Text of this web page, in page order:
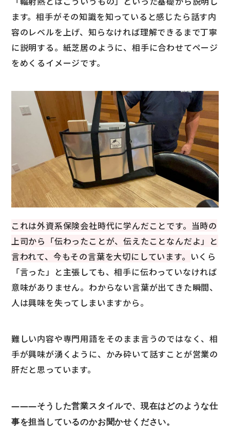
ます。相手がその知識を知っていると感じたら話す内
容のレベルを上げ、知らなければ理解できるまで丁寧
に説明する。紙芝居のように、相手に合わせてページ
をめくるイメージです。
これは外資系保険会社時代に学んだことです。当時の
上司から「伝わったことが、伝えたことなんだよ」と
言われて、今もその言葉を大切にしています。 いくら
「言った」と主張しても、相手に伝わっていなければ
意味がありません。わからない言葉が出てきた瞬間、
人は興味を失ってしまいますから。
難しい内容や専門用語をそのまま言うのではなく、相
手が興味が湧くように、かみ砕いて話すことが営業の
肝だと思っています。
―――そうした営業スタイルで、現在はどのような仕
事を担当しているのかお聞かせください。